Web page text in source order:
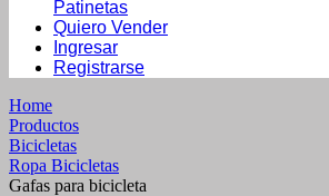
Patinetas
Quiero Vender
Ingresar
Registrarse
Home
Productos
Bicicletas
Ropa Bicicletas
Gafas para bicicleta